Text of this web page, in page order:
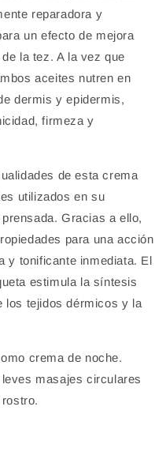
reparadora y
un efecto de mejora
la tez. A la vez que
aceites nutren en
dermis y epidermis,
firmeza y
de esta crema
utilizados en su
Gracias a ello,
para una acción
y tonificante inmediata. El
estimula la síntesis
los tejidos dérmicos y la
crema de noche.
masajes circulares